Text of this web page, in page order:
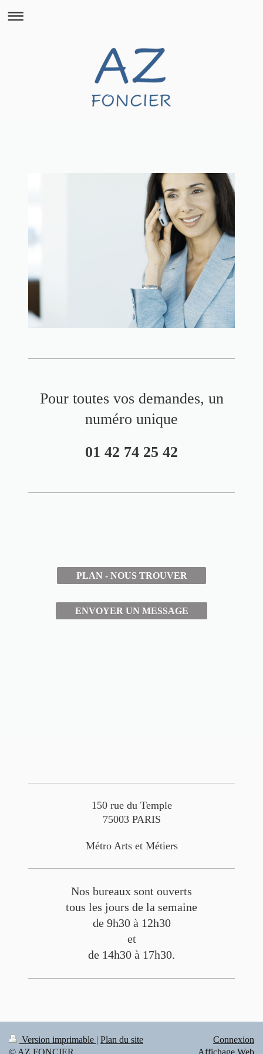
Pour toutes vos demandes, un
numéro unique
01 42 74 25 42
PLAN - NOUS TROUVER
ENVOYER UN MESSAGE
150 rue du Temple
75003 PARIS
Métro Arts et Métiers
Nos bureaux sont ouverts
tous les jours de la semaine
de 9h30 à 12h30
et
de 14h30 à 17h30.
Version imprimable | Plan du site
© AZ FONCIER
Connexion
Affichage Web